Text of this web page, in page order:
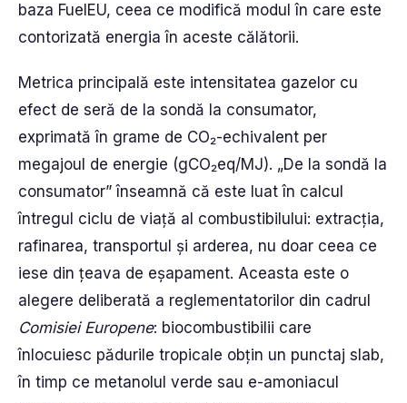
baza FuelEU, ceea ce modifică modul în care este
contorizată energia în aceste călătorii.
Metrica principală este intensitatea gazelor cu
efect de seră de la sondă la consumator,
exprimată în grame de CO₂-echivalent per
megajoul de energie (gCO₂eq/MJ). „De la sondă la
consumator” înseamnă că este luat în calcul
întregul ciclu de viață al combustibilului: extracția,
rafinarea, transportul și arderea, nu doar ceea ce
iese din țeava de eșapament. Aceasta este o
alegere deliberată a reglementatorilor din cadrul
Comisiei Europene: biocombustibilii care
înlocuiesc pădurile tropicale obțin un punctaj slab,
în timp ce metanolul verde sau e-amoniacul